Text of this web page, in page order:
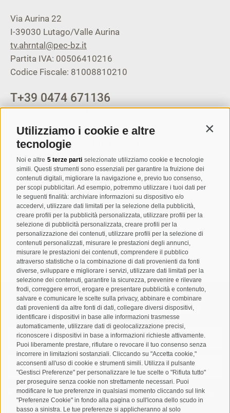
Utilizziamo i cookie e altre
tecnologie
Noi e altre 5 terze parti selezionate utilizziamo cookie e tecnologie
simili. Questi strumenti sono essenziali per garantire la fruizione dei
contenuti digitali, migliorare la navigazione e, previo tuo consenso,
per scopi pubblicitari. Ad esempio, potremmo utilizzare i tuoi dati per
le seguenti finalità: archiviare informazioni su dispositivo e/o
accedervi, utilizzare dati limitati per la selezione della pubblicità,
creare profili per la pubblicità personalizzata, utilizzare profili per la
selezione di pubblicità personalizzata, creare profili per la
personalizzazione dei contenuti, utilizzare profili per la selezione di
contenuti personalizzati, misurare le prestazioni degli annunci,
misurare le prestazioni dei contenuti, comprendere il pubblico
attraverso statistiche o la combinazione di dati provenienti da fonti
diverse, sviluppare e migliorare i servizi, utilizzare dati limitati per la
selezione dei contenuti, garantire la sicurezza, prevenire e rilevare
frodi, correggere errori, erogare e presentare pubblicità e contenuto,
salvare e comunicare le scelte sulla privacy, abbinare e combinare
dati provenienti da altre fonti di dati, collegare diversi dispositivi,
identificare i dispositivi in base alle informazioni trasmesse
automaticamente, utilizzare dati di geolocalizzazione precisi,
riconoscere i dispositivi in base a informazioni richieste attivamente.
Puoi liberamente prestare, rifiutare o revocare il tuo consenso senza
incorrere in limitazioni sostanziali. Cliccando su "Accetta cookie,"
acconsenti all'uso di cookie e strumenti simili. Utilizza il pulsante
"Gestisci Preferenze" per personalizzare le tue scelte o "Rifiuta tutto"
per proseguire senza cookie non strettamente necessari. Puoi
modificare le tue preferenze in qualsiasi momento cliccando sul link
"Preferenze Cookie" in fondo alla pagina o sull'icona dello scudo in
basso a sinistra. Le tue preferenze si applicheranno al solo
Via Aurina 22
I-39030 Lutago/Valle Aurina
tv.ahrntal@pec-bz.it
Partita IVA: 00506410216
Codice Fiscale: 81008810210
T+39 0474 671136
info@ahrntal.it
Associazione Turistica
Campo Tures
Via Josef Jungmann 8
I-39032 Campo Tures
Partita IVA: 00518320213
T+39 0474 678076
info@taufers.com
Registrazione Newsletter
Letto e compreso laprivacy policy, autorizzo il Titolare al
trattamento dei dati personali